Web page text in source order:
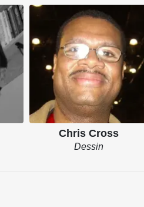
Chris Cross
Dessin